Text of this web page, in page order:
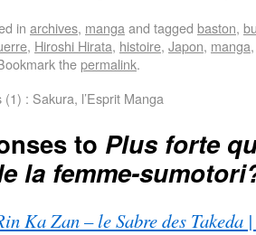
in archives, manga and tagged baston,
, Hiroshi Hirata, histoire, Japon, manga
thepermalink.
: Sakura, l’Esprit Manga
to Plus forte
la femme-
Ka Zan – le Sabre des Takeda